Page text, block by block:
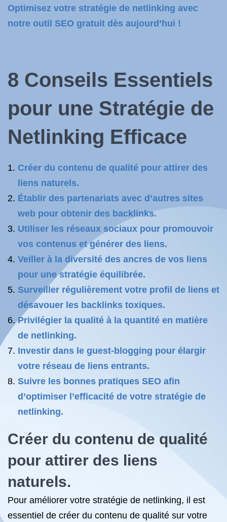
Optimisez votre stratégie de netlinking avec
notre outil SEO gratuit dès aujourd’hui !
8 Conseils Essentiels
pour une Stratégie de
Netlinking Efficace
Créer du contenu de qualité pour attirer des
liens naturels.
Établir des partenariats avec d’autres sites
web pour obtenir des backlinks.
Utiliser les réseaux sociaux pour promouvoir
vos contenus et générer des liens.
Veiller à la diversité des ancres de vos liens
pour une stratégie équilibrée.
Surveiller régulièrement votre profil de liens et
désavouer les backlinks toxiques.
Privilégier la qualité à la quantité en matière
de netlinking.
Investir dans le guest-blogging pour élargir
votre réseau de liens entrants.
Suivre les bonnes pratiques SEO afin
d’optimiser l’efficacité de votre stratégie de
netlinking.
Créer du contenu de qualité
pour attirer des liens
naturels.
Pour améliorer votre stratégie de netlinking, il est
essentiel de créer du contenu de qualité sur votre